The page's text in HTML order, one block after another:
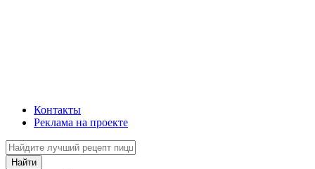
Контакты
Реклама на проекте